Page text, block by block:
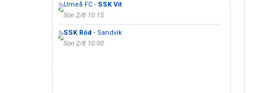
Umeå FC - SSK Vit
Sön 2/8 10:15
SSK Röd - Sandvik
Sön 2/8 10:00